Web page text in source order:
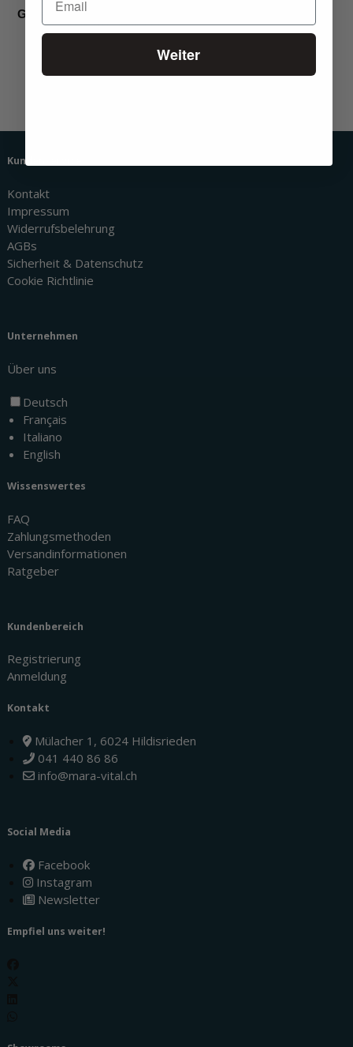
Grösse 160×220
200×210,200×220
Kundenservice
Kontakt
Impressum
Widerrufsbelehrung
AGBs
Sicherheit & Datenschutz
Cookie Richtlinie
Unternehmen
Über uns
Deutsch
Français
Italiano
English
Wissenswertes
FAQ
Zahlungsmethoden
Versandinformationen
Ratgeber
Kundenbereich
Registrierung
Anmeldung
Kontakt
Mülacher 1, 6024 Hildisrieden
041 440 86 86
info@mara-vital.ch
Social Media
Facebook
Instagram
Newsletter
Empfiel uns weiter!
Weiter